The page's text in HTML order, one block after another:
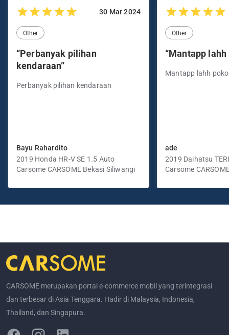
30 Mar 2024
Other
“Perbanyak pilihan
kendaraan”
Perbanyak pilihan kendaraan
Bayu Rahardito
2019 Honda HR-V SE 1.5 Auto
Carsome CARSOME Bekasi Siliwangi
Other
“Mantapp lahh
Mantapp lahh
ade
2019 Daihatsu
Manual
Carsome
CARSOME merupakan portal e-commerce mobil yang terintegrasi
dan terbesar di Asia Tenggara. Hadir di Malaysia, Indonesia,
Thailand, dan Singapura.